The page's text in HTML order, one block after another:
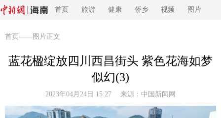
首页 旅游 健康 侨乡 视频 图片
首页 ——图片正文
蓝花楹绽放四川西昌街头 紫色花海如梦
似幻(3)
2023年04月24日 15:27 来源： 中国新闻网